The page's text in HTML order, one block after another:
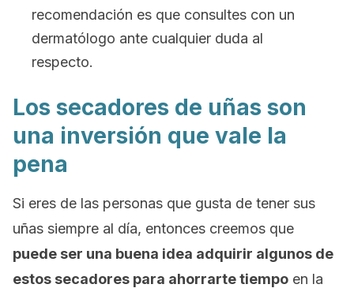
recomendación es que consultes con un
dermatólogo ante cualquier duda al
respecto.
Los secadores de uñas son
una inversión que vale la
pena
Si eres de las personas que gusta de tener sus
uñas siempre al día, entonces creemos que
puede ser una buena idea adquirir algunos de
estos secadores para ahorrarte tiempo en la